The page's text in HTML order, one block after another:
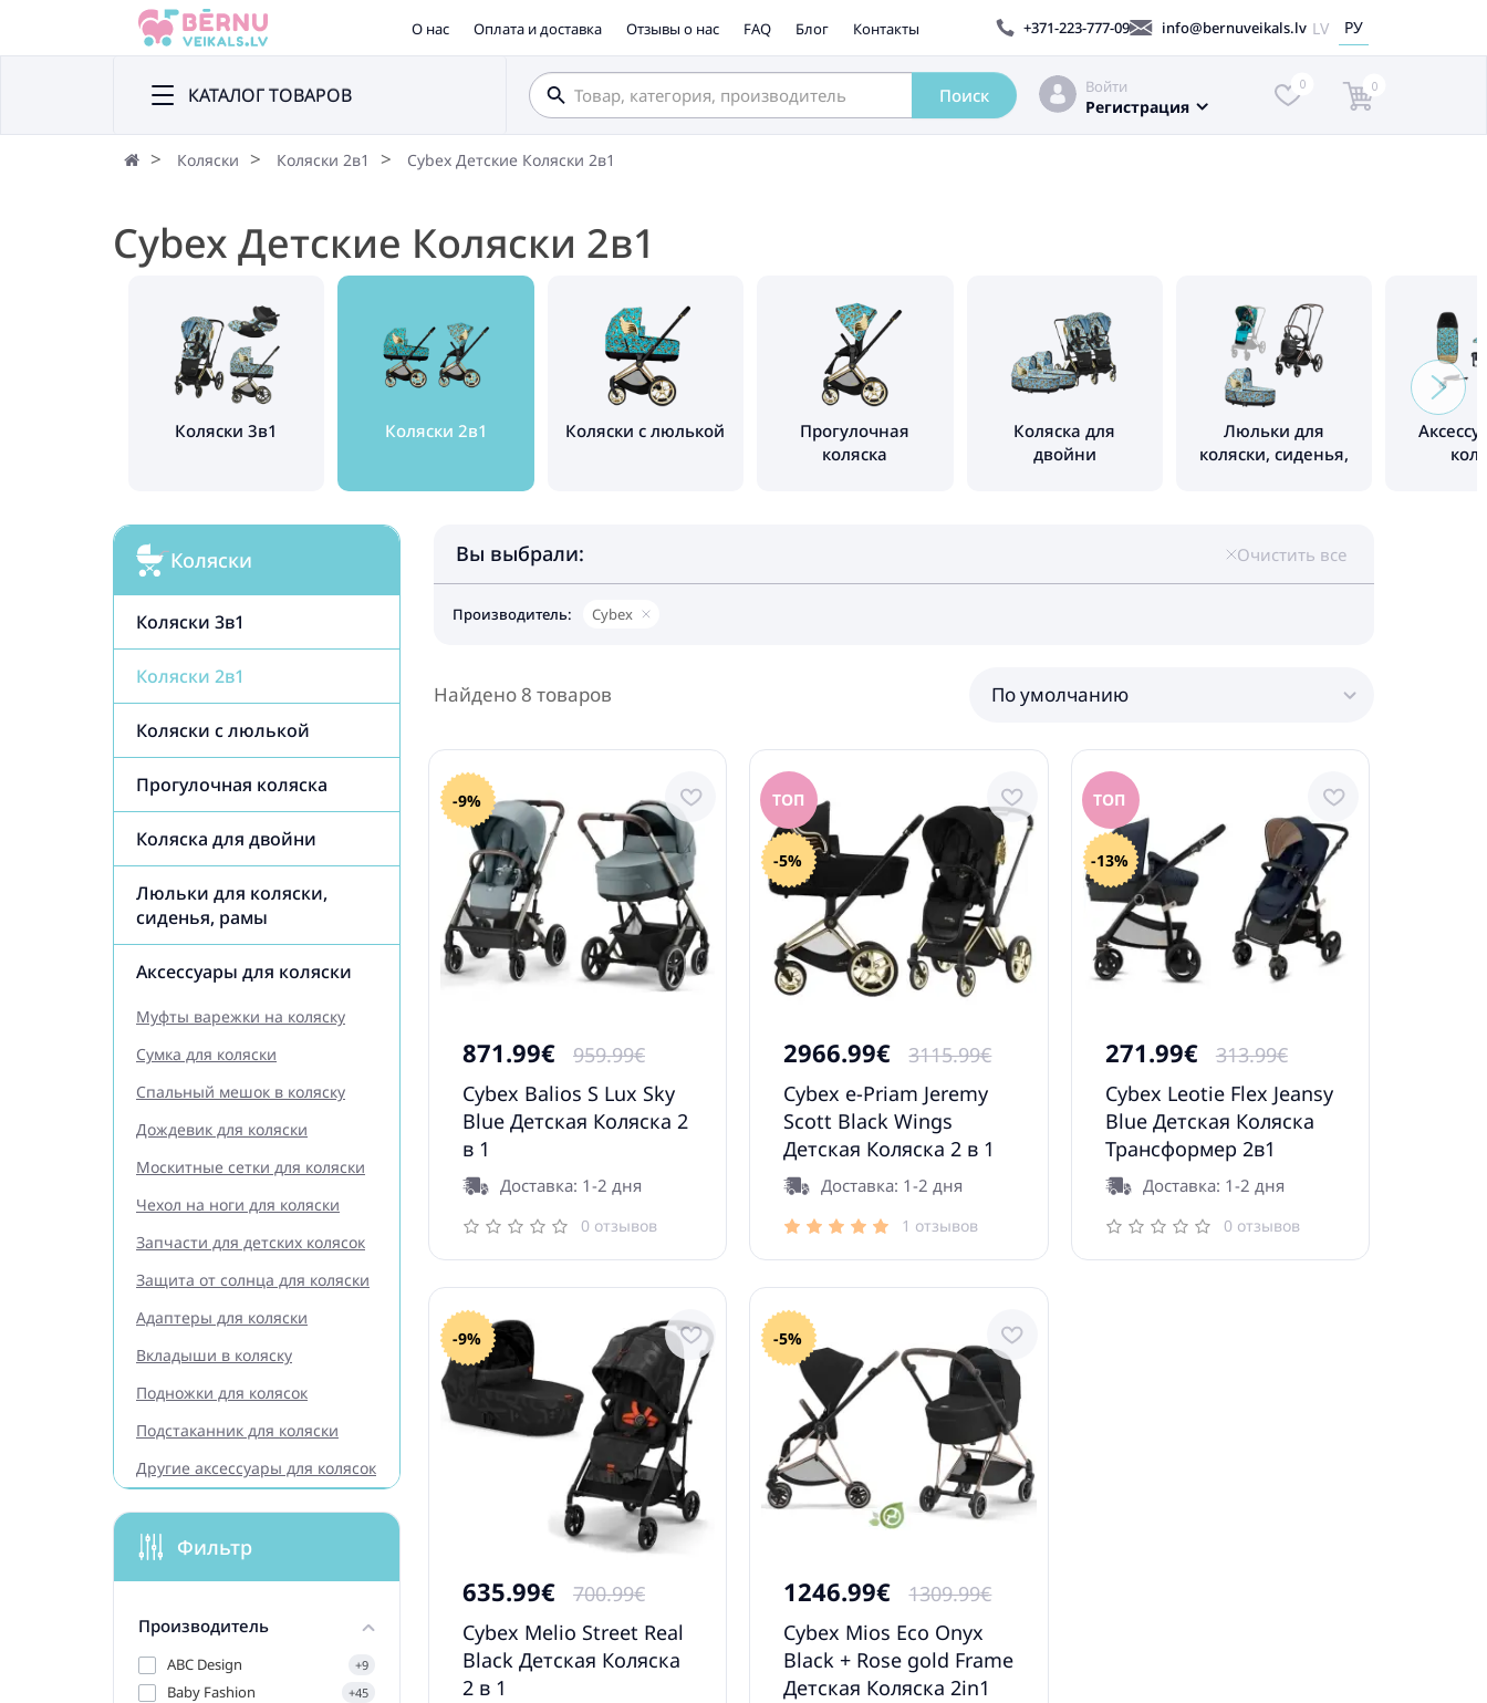
О нас Оплата и доставка Отзывы о нас FAQ Блог Контакты +371-223-777-09 info@bernuveikals.lv LV РУ
КАТАЛОГ ТОВАРОВ Поиск Войти
Регистрация
0 0
Коляски Коляски 2в1 Cybex Детские Коляски 2в1
Cybex Детские Коляски 2в1
Коляски 3в1 Коляски 2в1 Коляски с люлькой
Прогулочная
коляска
Коляска для
двойни
Люльки для
коляски, сиденья,
Коляски
Коляски 3в1
Коляски 2в1
Коляски с люлькой
Прогулочная коляска
Коляска для двойни
Люльки для коляски,
сиденья, рамы
Аксессуары для коляски
Муфты варежки на коляску
Сумка для коляски
Спальный мешок в коляску
Дождевик для коляски
Москитные сетки для коляски
Чехол на ноги для коляски
Запчасти для детских колясок
Защита от солнца для коляски
Адаптеры для коляски
Вкладыши в коляску
Подножки для колясок
Подстаканник для коляски
Другие аксессуары для колясок
Фильтр
Производитель
ABC Design +9
Baby Fashion +45
Вы выбрали:
Производитель: Cybex
Очистить все
Найдено 8 товаров По умолчанию
-9%
871.99€
959.99€
Cybex Balios S Lux Sky
Blue Детская Коляска 2
в 1
Доставка: 1-2 дня
0 отзывов
ТОП
-5%
2966.99€
3115.99€
Cybex e-Priam Jeremy
Scott Black Wings
Детская Коляска 2 в 1
Доставка: 1-2 дня
1 отзывов
ТОП
-13%
271.99€
313.99€
Cybex Leotie Flex Jeansy
Blue Детская Коляска
Трансформер 2в1
Доставка: 1-2 дня
0 отзывов
-9%
635.99€
700.99€
Cybex Melio Street Real
Black Детская Коляска
2 в 1
-5%
1246.99€
1309.99€
Cybex Mios Eco Onyx
Black + Rose gold Frame
Детская Коляска 2in1